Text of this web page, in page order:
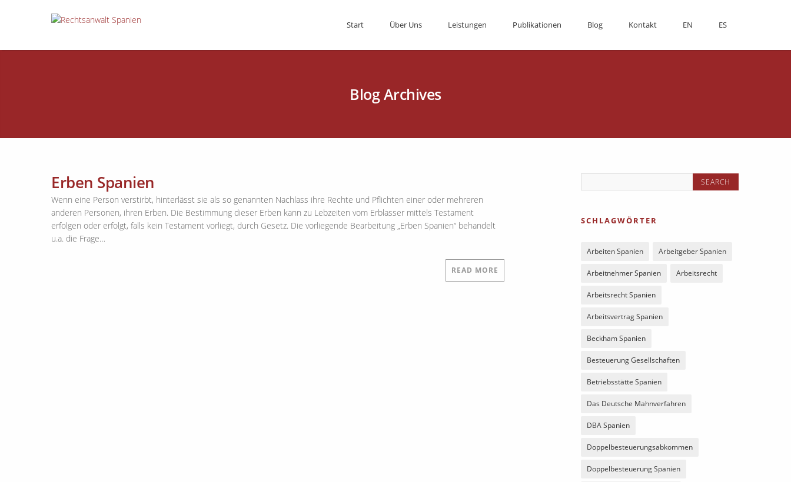
Start Über Uns Leistungen Publikationen Blog Kontakt EN ES
Blog Archives
Erben Spanien
Wenn eine Person verstirbt, hinterlässt sie als so genannten Nachlass ihre Rechte und Pflichten einer oder mehreren
anderen Personen, ihren Erben. Die Bestimmung dieser Erben kann zu Lebzeiten vom Erblasser mittels Testament
erfolgen oder erfolgt, falls kein Testament vorliegt, durch Gesetz. Die vorliegende Bearbeitung „Erben Spanien“ behandelt
u.a. die Frage…
READ MORE
SCHLAGWÖRTER
Arbeiten Spanien Arbeitgeber Spanien
Arbeitnehmer Spanien Arbeitsrecht
Arbeitsrecht Spanien
Arbeitsvertrag Spanien
Beckham Spanien
Besteuerung Gesellschaften
Betriebsstätte Spanien
Das Deutsche Mahnverfahren
DBA Spanien
Doppelbesteuerungsabkommen
Doppelbesteuerung Spanien